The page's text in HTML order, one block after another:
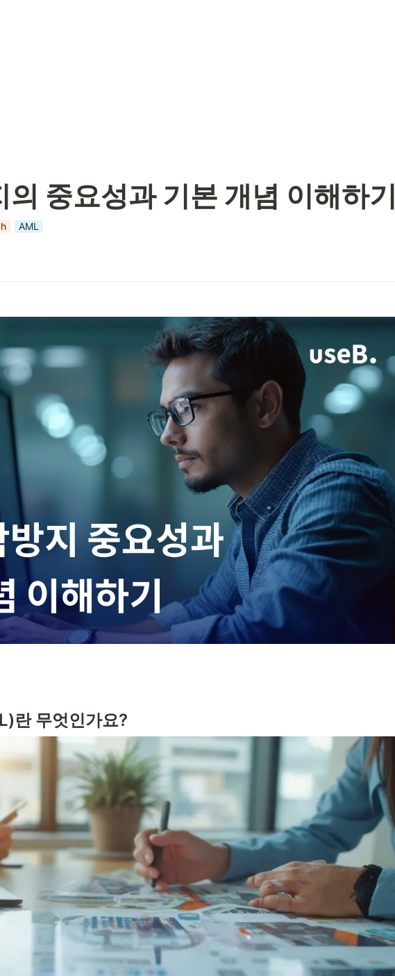
중요성과 기본 개념 이해하기
AML
란 무엇인가요?